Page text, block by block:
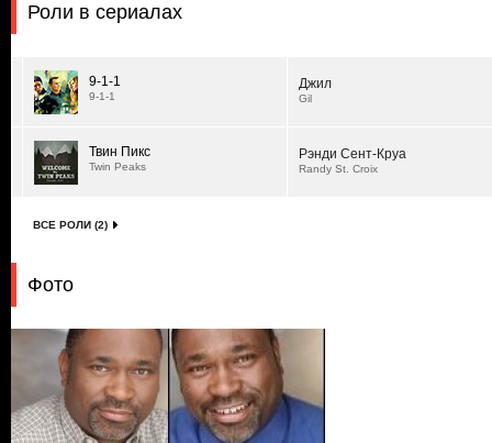
Роли в сериалах
9-1-1
9-1-1
Джил
Gil
Твин Пикс
Twin Peaks
Рэнди Сент-Круа
Randy St. Croix
ВСЕ РОЛИ (2)
Фото